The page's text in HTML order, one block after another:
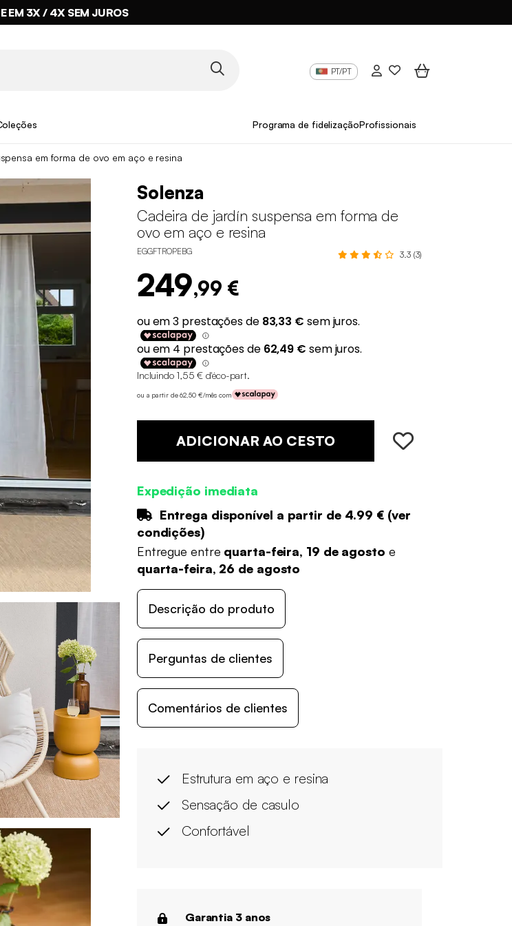
EM 3X / 4X SEM JUROS
PT/PT
Programa de fidelizaçãoProfissionais
em forma de ovo em aço e resina
Solenza
Cadeira de jardín suspensa em forma de
ovo em aço e resina
EGGFTROPEBG 3.3 (3)
249,99 €
Incluindo 1,55 € d'éco-part.
ou a partir de 62,50 €/mês com
ADICIONAR AO CESTO
Expedição imediata
Entrega disponível a partir de 4.99 € (ver
condições)
Entregue entre quarta-feira, 19 de agosto e
quarta-feira, 26 de agosto
Descrição do produto
Perguntas de clientes
Comentários de clientes
Estrutura em aço e resina
Sensação de casulo
Confortável
Garantia 3 anos